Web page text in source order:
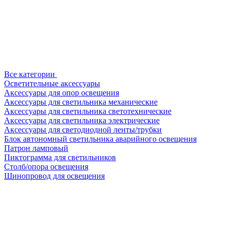
Все категории
Осветительные аксессуары
Аксессуары для опор освещения
Аксессуары для светильника механические
Аксессуары для светильника светотехнические
Аксессуары для светильника электрические
Аксессуары для светодиодной ленты/трубки
Блок автономный светильника аварийного освещения
Патрон ламповый
Пиктограмма для светильников
Столб/опора освещения
Шинопровод для освещения